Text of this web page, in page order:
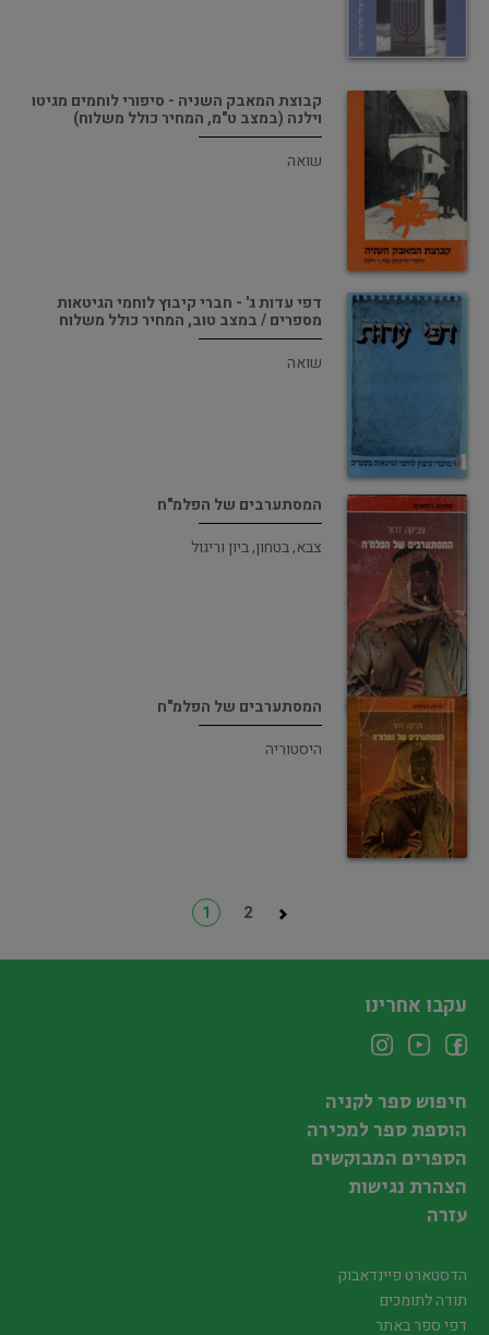
קבוצת המאבק השניה - סיפורי לוחמים מגיטו
וילנה (במצב ט"מ, המחיר כולל משלוח)
שואה
דפי עדות ג' - חברי קיבוץ לוחמי הגיטאות
מספרים / במצב טוב, המחיר כולל משלוח
שואה
המסתערבים של הפלמ"ח
צבא, בטחון, ביון וריגול
המסתערבים של הפלמ"ח
היסטוריה
1 2
עקבו אחרינו
חיפוש ספר לקניה
הוספת ספר למכירה
הספרים המבוקשים
הצהרת נגישות
עזרה
הדסטארט פיינדאבוק
תודה לתומכים
דפי ספר באתר